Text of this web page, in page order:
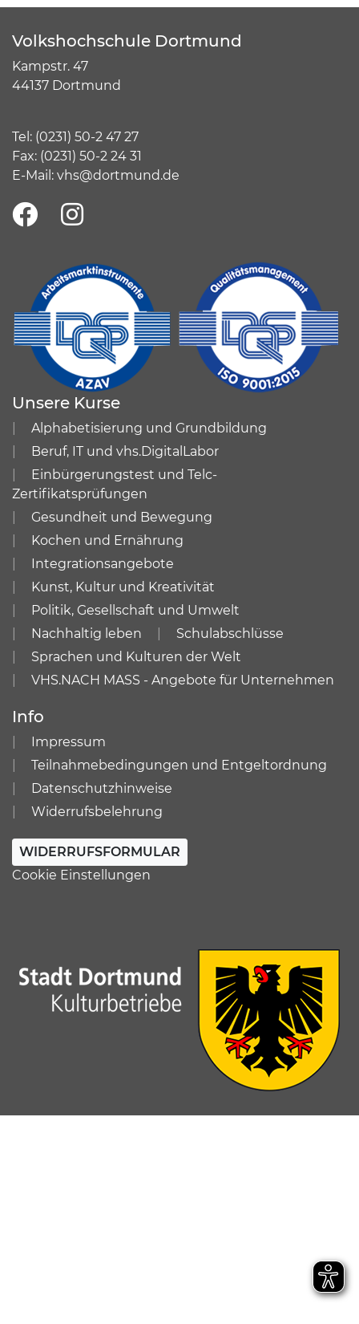
Volkshochschule Dortmund
Kampstr. 47
44137 Dortmund
Tel: (0231) 50-2 47 27
Fax: (0231) 50-2 24 31
E-Mail: vhs@dortmund.de
Unsere Kurse
Alphabetisierung und Grundbildung
Beruf, IT und vhs.DigitalLabor
Einbürgerungstest und Telc-
Zertifikatsprüfungen
Gesundheit und Bewegung
Kochen und Ernährung
Integrationsangebote
Kunst, Kultur und Kreativität
Politik, Gesellschaft und Umwelt
Nachhaltig leben
Schulabschlüsse
Sprachen und Kulturen der Welt
VHS.NACH MASS - Angebote für Unternehmen
Info
Impressum
Teilnahmebedingungen und Entgeltordnung
Datenschutzhinweise
Widerrufsbelehrung
WIDERRUFSFORMULAR
Cookie Einstellungen